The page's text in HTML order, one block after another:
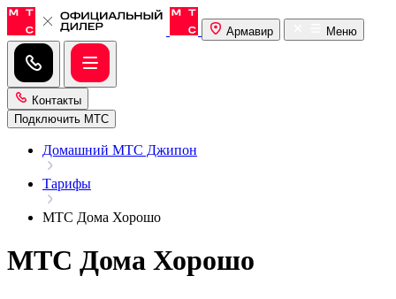
Армавир Меню
Контакты
Подключить МТС
Домашний МТС Джипон
Тарифы
МТС Дома Хорошо
МТС Дома Хорошо